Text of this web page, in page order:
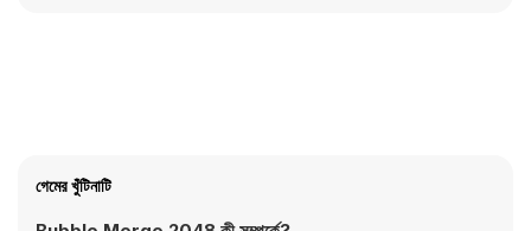
গেমের খুঁটিনাটি